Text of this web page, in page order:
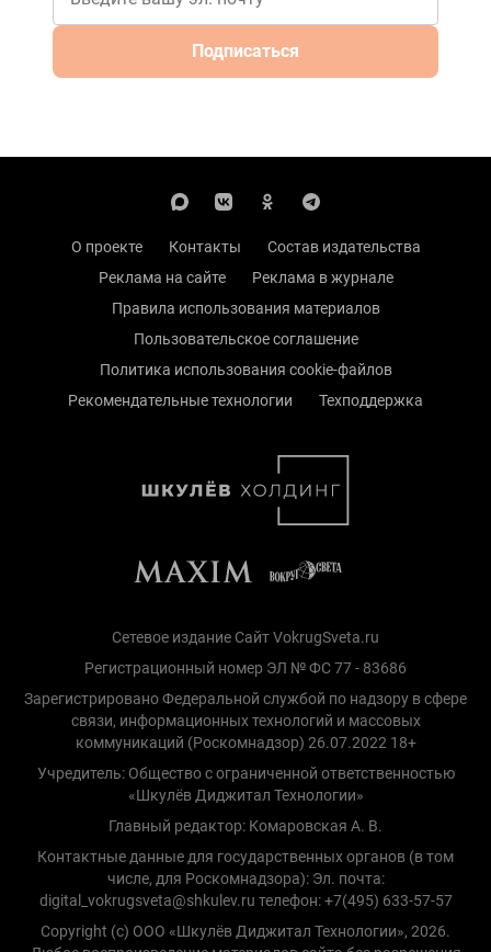
Подписаться
О проекте Контакты
Состав издательства
Реклама на сайте
Реклама в журнале
Правила использования материалов
Пользовательское соглашение
Политика использования cookie-файлов
Рекомендательные технологии
Техподдержка
Сетевое издание Сайт VokrugSveta.ru
Регистрационный номер ЭЛ № ФС 77 - 83686
Зарегистрировано Федеральной службой по надзору в сфере
связи, информационных технологий и массовых
коммуникаций (Роскомнадзор) 26.07.2022 18+
Учредитель: Общество с ограниченной ответственностью
«Шкулёв Диджитал Технологии»
Главный редактор: Комаровская А. В.
Контактные данные для государственных органов (в том
числе, для Роскомнадзора): Эл. почта:
digital_vokrugsveta@shkulev.ru телефон: +7(495) 633-57-57
Copyright (с) ООО «Шкулёв Диджитал Технологии», 2026.